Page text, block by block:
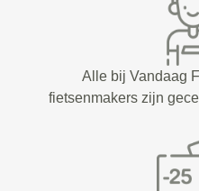
Alle bij Vandaag
fietsenmakers zijn